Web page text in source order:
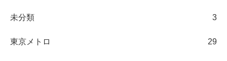
未分類 3
東京メトロ 29